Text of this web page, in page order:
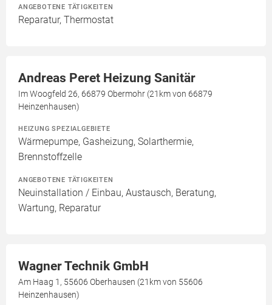
ANGEBOTENE TÄTIGKEITEN
Reparatur, Thermostat
Andreas Peret Heizung Sanitär
Im Woogfeld 26, 66879 Obermohr (21km von 66879
Heinzenhausen)
HEIZUNG SPEZIALGEBIETE
Wärmepumpe, Gasheizung, Solarthermie,
Brennstoffzelle
ANGEBOTENE TÄTIGKEITEN
Neuinstallation / Einbau, Austausch, Beratung,
Wartung, Reparatur
Wagner Technik GmbH
Am Haag 1, 55606 Oberhausen (21km von 55606
Heinzenhausen)